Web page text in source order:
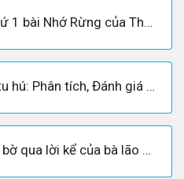
Cảm nhận về khổ thơ thứ 1 bài Nhớ Rừng của Thế Lữ hay, chi tiết nhất
Nghệ thuật bài Khi con tu hú: Phân tích, Đánh giá và nhận xét
Cảm nhận Tức nước vỡ bờ qua lời kể của bà lão hàng xóm độc đáo